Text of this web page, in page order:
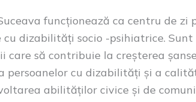
funcționează ca centru de zi
cu dizabilități socio -psihiatrice.
care să contribuie la creșterea
persoanelor cu dizabilități și a
abilităților civice și de